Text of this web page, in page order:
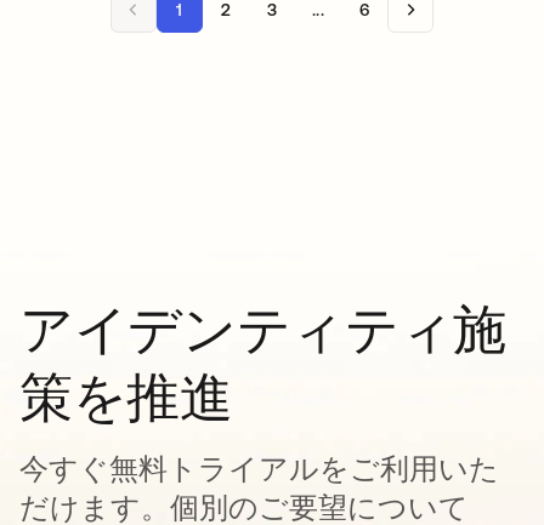
1 2 3 ... 6
アイデンティティ施
策を推進
今すぐ無料トライアルをご利用いた
だけます。個別のご要望について